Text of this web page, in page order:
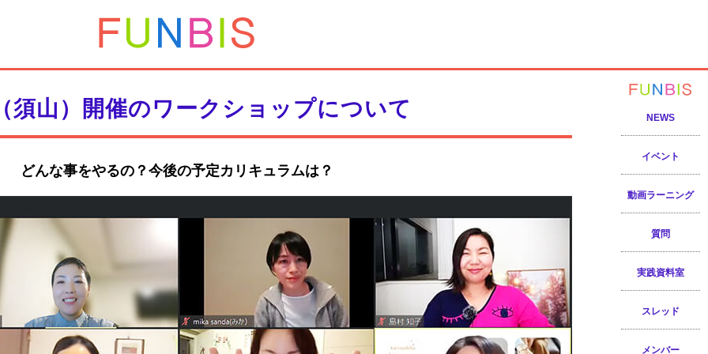
須山）開催のワークショップについて
どんな事をやるの？今後の予定カリキュラムは？
NEWS
イベント
動画ラーニング
質問
実践資料室
スレッド
メンバー